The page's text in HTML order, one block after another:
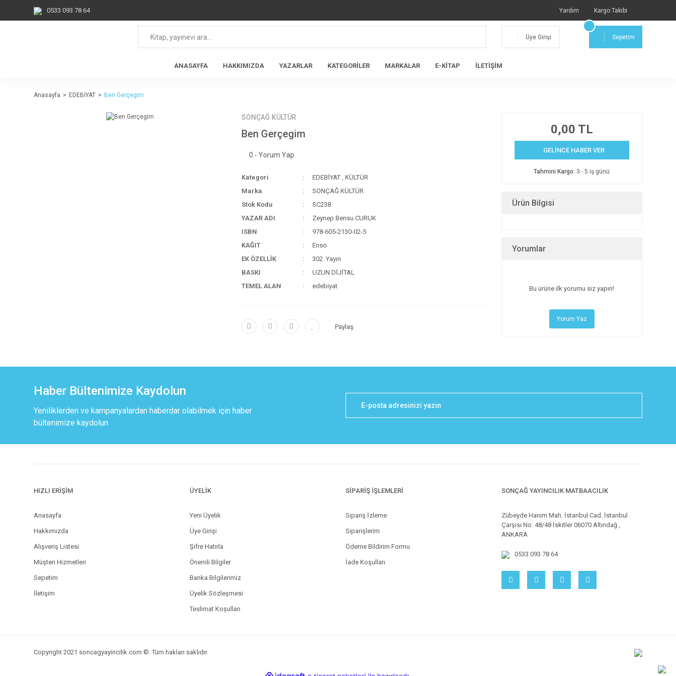
0533 093 78 64 Yardım Kargo Takibi
Üye Girişi Sepetim
ANASAYFA HAKKIMIZDA YAZARLAR KATEGORİLER MARKALAR E-KİTAP İLETİŞİM
Anasayfa EDEBİYAT Ben Gerçegim
SONÇAĞ KÜLTÜR
Ben Gerçegim
0 - Yorum Yap
Kategori EDEBİYAT , KÜLTÜR
Marka
SONÇAĞ KÜLTÜR
Stok Kodu
SC238
YAZAR ADI
Zeynep Bensu CURUK
ISBN
978-605-2130-02-5
KAĞIT
Enso
EK ÖZELLİK
302. Yayın
BASKI
UZUN DİJİTAL
TEMEL ALAN
edebiyat
Paylaş
0,00 TL
GELİNCE HABER VER
Tahmini Kargo: 3 - 5 iş günü
Ürün Bilgisi
Yorumlar
Bu ürüne ilk yorumu siz yapın!
Yorum Yaz
Haber Bültenimize Kaydolun
Yeniliklerden ve kampanyalardan haberdar olabilmek için haber
bültenimize kaydolun
HIZLI ERİŞİM
Anasayfa
Hakkımızda
Alışveriş Listesi
Müşteri Hizmetleri
Sepetim
İletişim
ÜYELİK
Yeni Üyelik
Üye Girişi
Şifre Hatırla
Önemli Bilgiler
Banka Bilgilerimiz
Üyelik Sözleşmesi
Teslimat Koşulları
SİPARİŞ İŞLEMLERİ
Sipariş İzleme
Siparişlerim
Ödeme Bildirim Formu
İade Koşulları
SONÇAĞ YAYINCILIK MATBAACILIK
Zübeyde Hanım Mah. İstanbul Cad. İstanbul
Çarşısı No: 48/48 İskitler 06070 Altındağ ,
ANKARA
0533 093 78 64
Copyright 2021 soncagyayincilik.com ©. Tüm hakları saklıdır.